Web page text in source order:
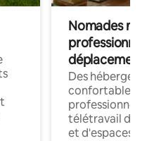
Nomades
déplacement
Des
confortables
professionnels
télétravail
et d'espaces